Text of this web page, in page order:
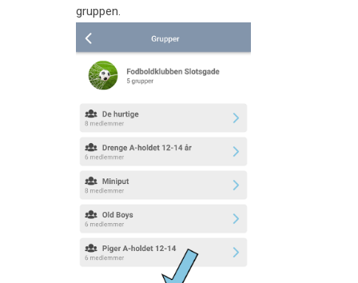
gruppen.